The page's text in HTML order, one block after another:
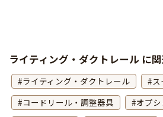
ライティング・ダクトレール に
ライティング・ダクトレール
コードリール・調整器具
オプ